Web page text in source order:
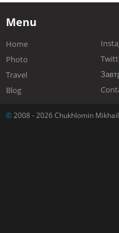
Menu
Home
Photo
Travel
Blog
© 2008 - 2026 Chukhlomin Mikhail